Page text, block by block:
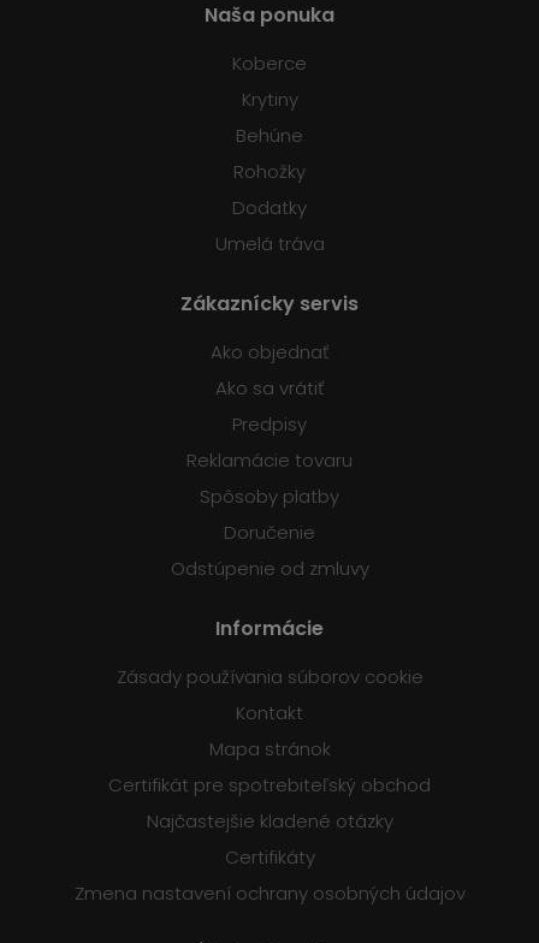
Naša ponuka
Koberce
Krytiny
Behúne
Rohožky
Dodatky
Umelá tráva
Zákaznícky servis
Ako objednať
Ako sa vrátiť
Predpisy
Reklamácie tovaru
Spôsoby platby
Doručenie
Odstúpenie od zmluvy
Informácie
Zásady používania súborov cookie
Kontakt
Mapa stránok
Certifikát pre spotrebiteľský obchod
Najčastejšie kladené otázky
Certifikáty
Zmena nastavení ochrany osobných údajov